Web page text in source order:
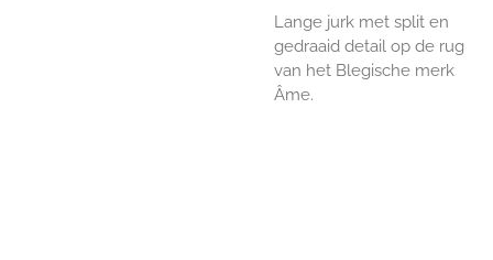
Lange jurk met split en
gedraaid detail op de rug
van het Blegische merk
Âme.